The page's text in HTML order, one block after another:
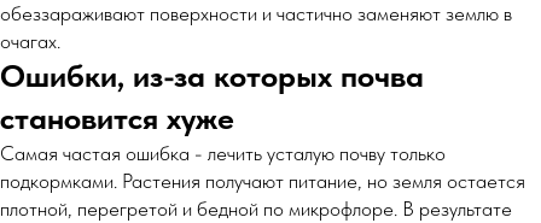
обеззараживают поверхности и частично заменяют землю в
очагах.
Ошибки, из-за которых почва
становится хуже
Самая частая ошибка - лечить усталую почву только
подкормками. Растения получают питание, но земля остается
плотной, перегретой и бедной по микрофлоре. В результате